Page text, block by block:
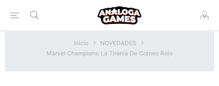
Inicio
NOVEDADES
Marvel Champions: La Tiranía De Cráneo Rojo